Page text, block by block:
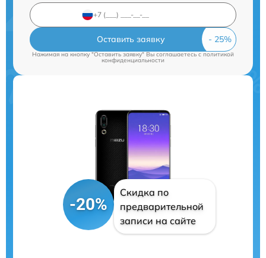
Оставить заявку
Нажимая на кнопку "Оставить заявку" Вы соглашаетесь cполитикой
конфиденциальности
-20%
Скидка по
предварительной
записи на сайте